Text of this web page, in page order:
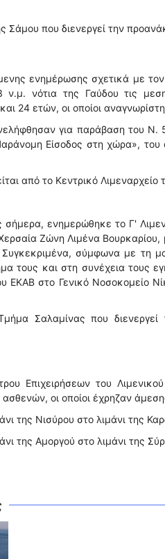
Σάμου που διενεργεί την
ενημέρωσης σχετικά με
ν.μ. νότια της Γαύδου τις
24 ετών, οι οποίοι
για παράβαση του Ν.
Είσοδος στη χώρα»,
από το Κεντρικό Λιμεναρχείο
σήμερα, ενημερώθηκε το Γ'
Ζώνη Λιμένα
σύμφωνα με τη
τους και στη συνέχεια τους
ΕΚΑΒ στο Γενικό Νοσοκομείο
Σαλαμίνας που διενεργεί
Επιχειρήσεων του
οι οποίοι έχρηζαν
της Νισύρου στο λιμάνι της
της Αμοργού στο λιμάνι της